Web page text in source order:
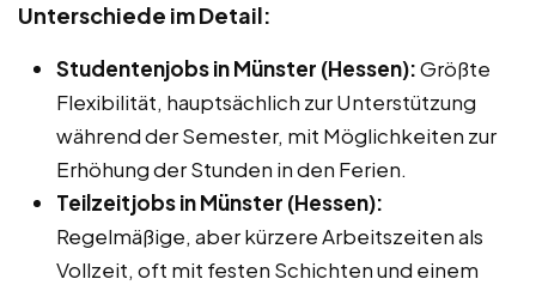
Unterschiede im Detail:
Studentenjobs in Münster (Hessen):Größte
Flexibilität, hauptsächlich zur Unterstützung
während der Semester, mit Möglichkeiten zur
Erhöhung der Stunden in den Ferien.
Teilzeitjobs in Münster (Hessen):
Regelmäßige, aber kürzere Arbeitszeiten als
Vollzeit, oft mit festen Schichten und einem